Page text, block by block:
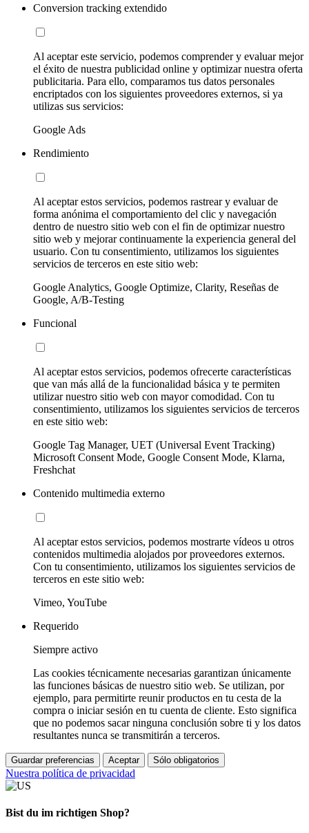
Conversion tracking extendido
Al aceptar este servicio, podemos comprender y evaluar mejor
el éxito de nuestra publicidad online y optimizar nuestra oferta
publicitaria. Para ello, comparamos tus datos personales
encriptados con los siguientes proveedores externos, si ya
utilizas sus servicios:
Google Ads
Rendimiento
Al aceptar estos servicios, podemos rastrear y evaluar de
forma anónima el comportamiento del clic y navegación
dentro de nuestro sitio web con el fin de optimizar nuestro
sitio web y mejorar continuamente la experiencia general del
usuario. Con tu consentimiento, utilizamos los siguientes
servicios de terceros en este sitio web:
Google Analytics, Google Optimize, Clarity, Reseñas de
Google, A/B-Testing
Funcional
Al aceptar estos servicios, podemos ofrecerte características
que van más allá de la funcionalidad básica y te permiten
utilizar nuestro sitio web con mayor comodidad. Con tu
consentimiento, utilizamos los siguientes servicios de terceros
en este sitio web:
Google Tag Manager, UET (Universal Event Tracking)
Microsoft Consent Mode, Google Consent Mode, Klarna,
Freshchat
Contenido multimedia externo
Al aceptar estos servicios, podemos mostrarte vídeos u otros
contenidos multimedia alojados por proveedores externos.
Con tu consentimiento, utilizamos los siguientes servicios de
terceros en este sitio web:
Vimeo, YouTube
Requerido
Siempre activo
Las cookies técnicamente necesarias garantizan únicamente
las funciones básicas de nuestro sitio web. Se utilizan, por
ejemplo, para permitirte reunir productos en tu cesta de la
compra o iniciar sesión en tu cuenta de cliente. Esto significa
que no podemos sacar ninguna conclusión sobre ti y los datos
resultantes nunca se transmitirán a terceros.
Guardar preferencias Aceptar Sólo obligatorios
Nuestra política de privacidad
Bist du im richtigen Shop?